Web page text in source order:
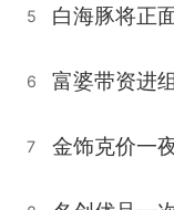
5 白海豚将正
6
7 金饰克价一